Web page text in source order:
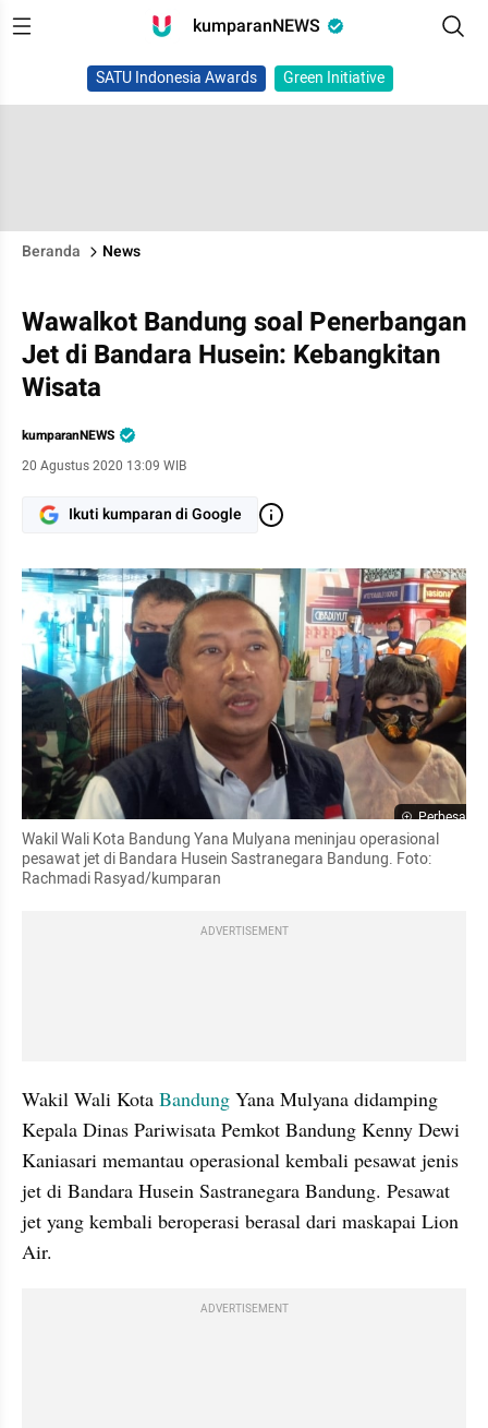
kumparanNEWS
SATU Indonesia Awards Green Initiative
Beranda News
Wawalkot Bandung soal Penerbangan
Jet di Bandara Husein: Kebangkitan
Wisata
kumparanNEWS
20 Agustus 2020 13:09 WIB
Ikuti kumparan di Google
Perbesar
Wakil Wali Kota Bandung Yana Mulyana meninjau operasional
pesawat jet di Bandara Husein Sastranegara Bandung. Foto:
Rachmadi Rasyad/kumparan
ADVERTISEMENT
Wakil Wali Kota Bandung Yana Mulyana didamping
Kepala Dinas Pariwisata Pemkot Bandung Kenny Dewi
Kaniasari memantau operasional kembali pesawat jenis
jet di Bandara Husein Sastranegara Bandung. Pesawat
jet yang kembali beroperasi berasal dari maskapai Lion
Air.
ADVERTISEMENT